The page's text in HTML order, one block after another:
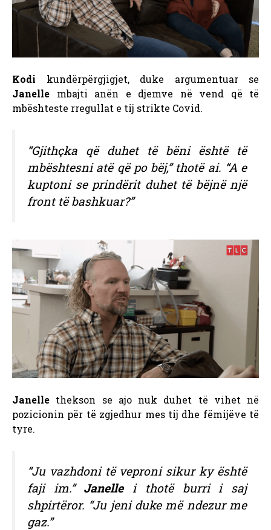
Kodi kundërpërgjigjet, duke argumentuar se
Janelle mbajti anën e djemve në vend që të
mbështeste rregullat e tij strikte Covid.
“Gjithçka që duhet të bëni është të
mbështesni atë që po bëj,” thotë ai. “A e
kuptoni se prindërit duhet të bëjnë një
front të bashkuar?”
Janelle thekson se ajo nuk duhet të vihet në
pozicionin për të zgjedhur mes tij dhe fëmijëve të
tyre.
“Ju vazhdoni të veproni sikur ky është
faji im.” Janelle i thotë burri i saj
shpirtëror. “Ju jeni duke më ndezur me
gaz.”